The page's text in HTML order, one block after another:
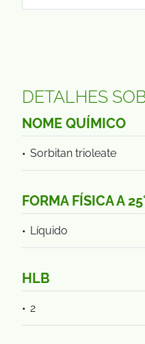
DETALHES
NOME QUÍMICO
Sorbitan trioleate
FORMA FÍSICA A
Líquido
HLB
2